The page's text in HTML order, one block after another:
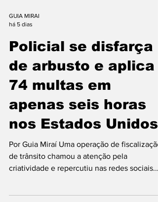
há 5 dias
Policial se disfarça
de arbusto e aplica
74 multas em
apenas seis horas
nos Estados Unidos
Por Guia Miraí Uma operação de fiscalização
de trânsito chamou a atenção pela
Em Dunellen, no estado de Nova Jersey